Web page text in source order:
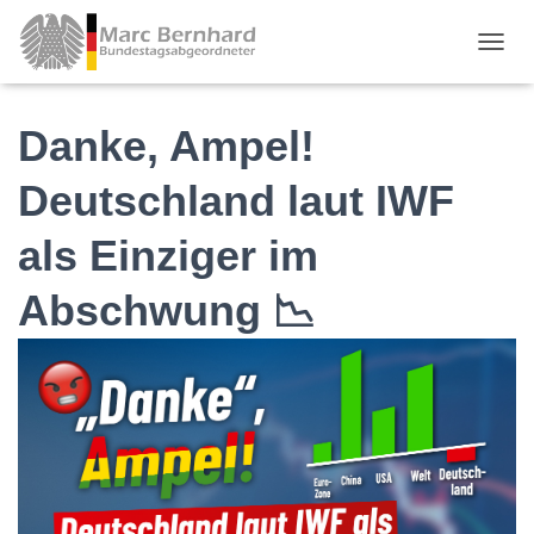
Danke, Ampel!
Deutschland laut IWF
als Einziger im
Abschwung 📉